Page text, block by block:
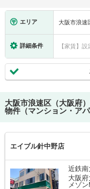
エリア 大阪市浪速
詳細条件 【家賃】設
大阪市浪速区（大阪府）
物件（マンション・ア
エイブル針中野店
近鉄
大阪
メゾ